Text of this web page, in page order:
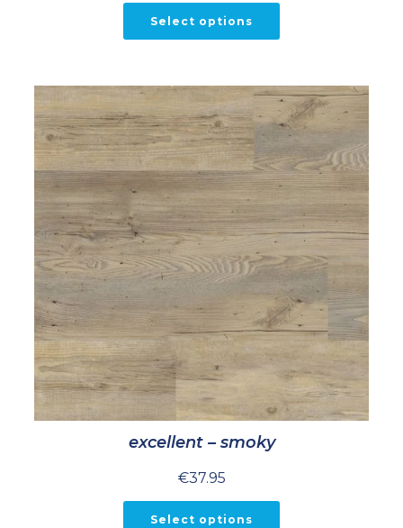
Select options
excellent – smoky
€37.95
Select options